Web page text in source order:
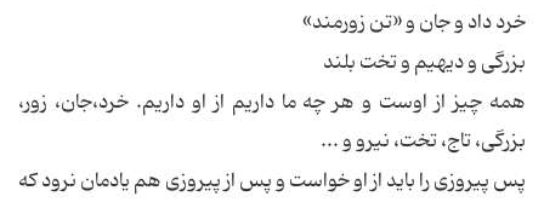
خرد داد و جان و «تن زورمند»
بزرگی و دیهیم و تخت بلند
همه چیز از اوست و هر چه ما داریم از او داریم. خرد،جان، زور،
بزرگی، تاج، تخت، نیرو و ...
پس پیروزی را باید از او خواست و پس از پیروزی هم یادمان نرود که